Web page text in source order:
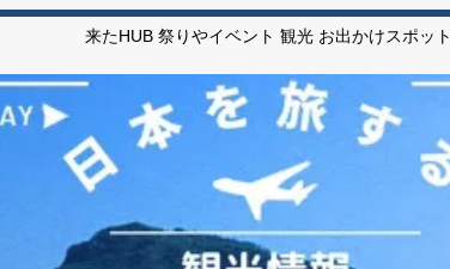
来たHUB 祭りやイベント 観光 お出かけスポット